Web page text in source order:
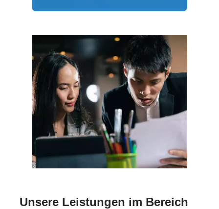
Unsere Leistungen im Bereich